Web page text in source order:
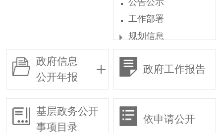
工作部署
规划信息
统计信息
权责清单
行政许可
行政复议
行政执法
政府信息
公开年报
政府工作报告
基层政务公开
事项目录
依申请公开